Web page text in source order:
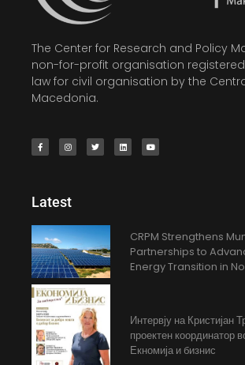
The Center for Research and Policy
non-for-profit organisation
law for civil organisation by the
Macedonia.
Latest
CRPM Strengthens
Partnerships to
Energy Transition in
Интервју на Кристијан
проектен координатор
Екномија и бизнис